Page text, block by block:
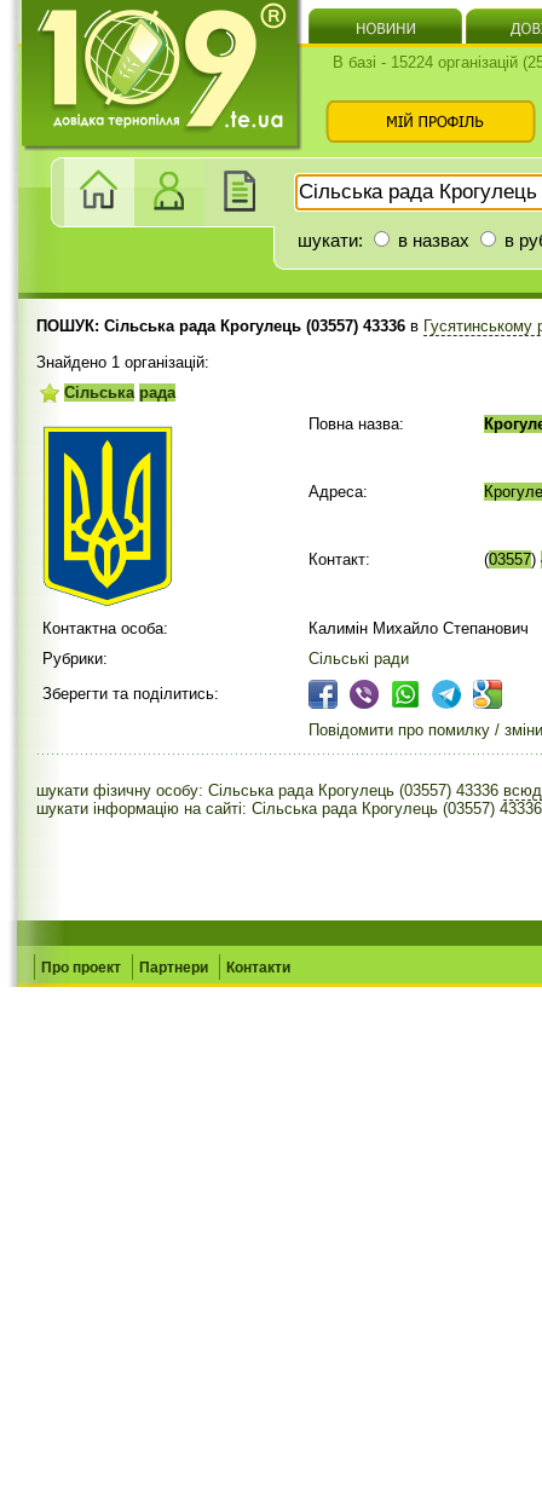
В базі - 15224 організацій
шукати: в назвах в
ПОШУК: Сільська рада Крогулець (03557) 43336 в Гусятинському
Знайдено 1 організацій:
Сільська рада
Повна назва:
Адреса:
Контакт: (03557)
Контактна особа:
Калимін Михайло Степанович
Рубрики:
Сільські ради
Зберегти та поділитись:
Повідомити про помилку / зміни
шукати фізичну особу: Сільська рада Крогулець (03557) 43336
шукати інформацію на сайті: Сільська рада Крогулець (03557) 43336
Про проект Партнери Контакти